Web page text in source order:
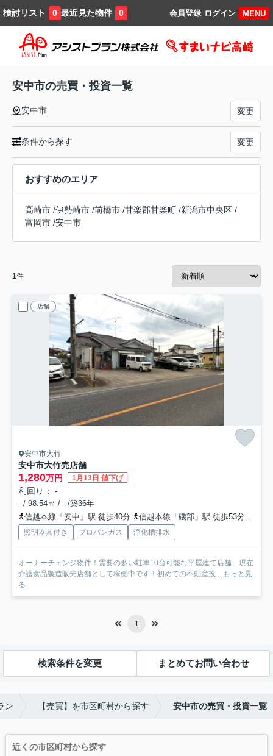
検討リスト 0 最近見た物件 0 MENU
ログイン
会員登録
安中市の売買・投資一覧
安中市 変更
条件から探す 変更
おすすめのエリア
高崎市 /伊勢崎市 /前橋市 /甘楽郡甘楽町 /新潟市中央区 /
富岡市 /安中市
1件
店舗
安中市大竹
安中市大竹売店舗
1,280万円 1月13日 値下げ
利回り： -
- / 98.54㎡ / - /築36年
信越本線「安中」駅 徒歩40分
信越本線「磯部」駅 徒歩53分
照明器具付き プロパンガス 浄化槽排水
オーナーチェンジ物件！需要の多い駐車10台可能な平屋建て店舗、現在
介護食品製造販売店舗として稼働中です！初めての不動産投...
もっと見
る
1
検索条件を変更 まとめてお問い合わせ
ン 【売買】を市区町村から探す 安中市の売買・投資一覧
近くの市区町村から探す